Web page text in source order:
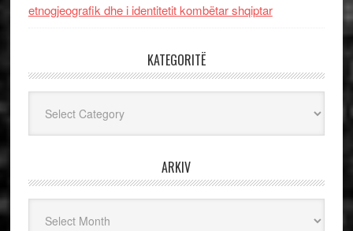
etnogjeografik dhe i identitetit kombëtar shqiptar
KATEGORITË
ARKIV